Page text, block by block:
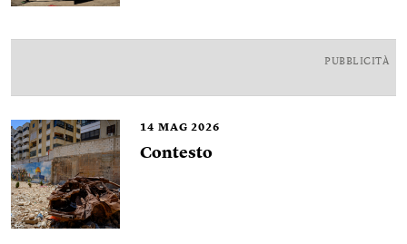
PUBBLICITÀ
14 MAG 2026
Contesto